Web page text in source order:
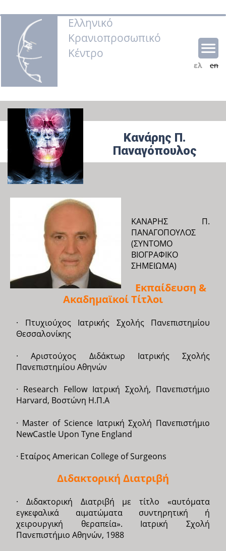
Ελληνικό
Κρανιοπροσωπικό
Κέντρο
en
ελ
Κανάρης Π.
Παναγόπουλος
ΚΑΝΑΡΗΣ Π.
ΠΑΝΑΓΟΠΟΥΛΟΣ
(ΣΥΝΤΟΜΟ
ΒΙΟΓΡΑΦΙΚΟ
ΣΗΜΕΙΩΜΑ)
Εκπαίδευση &
Ακαδημαϊκοί Τίτλοι
· Πτυχιούχος Ιατρικής Σχολής Πανεπιστημίου
Θεσσαλονίκης
· Αριστούχος Διδάκτωρ Ιατρικής Σχολής
Πανεπιστημίου Αθηνών
· Research Fellow Ιατρική Σχολή, Πανεπιστήμιο
Harvard, Βοστώνη Η.Π.Α
· Master of Science Ιατρική Σχολή Πανεπιστήμιο
NewCastle Upon Tyne England
· Εταίρος American College of Surgeons
Διδακτορική Διατριβή
· Διδακτορική Διατριβή με τίτλο «αυτόματα
εγκεφαλικά αιματώματα συντηρητική ή
χειρουργική θεραπεία». Ιατρική Σχολή
Πανεπιστήμιο Αθηνών, 1988